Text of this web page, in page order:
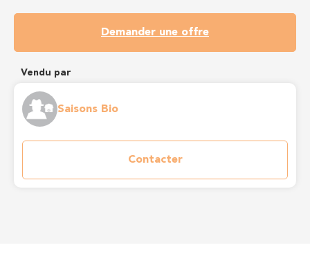
Demander une offre
Vendu par
Saisons Bio
Contacter